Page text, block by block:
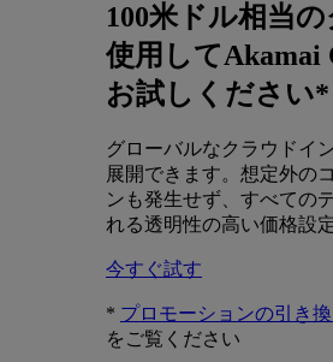
100米ドル相当
使用してAkamai
お試しください*
グローバルなクラウドイ
展開できます。想定外の
ンも発生せず、すべての
れる透明性の高い価格設
今すぐ試す
* プロモーションの引き
をご覧ください